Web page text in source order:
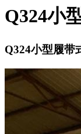
Q324小
Q324小型履带